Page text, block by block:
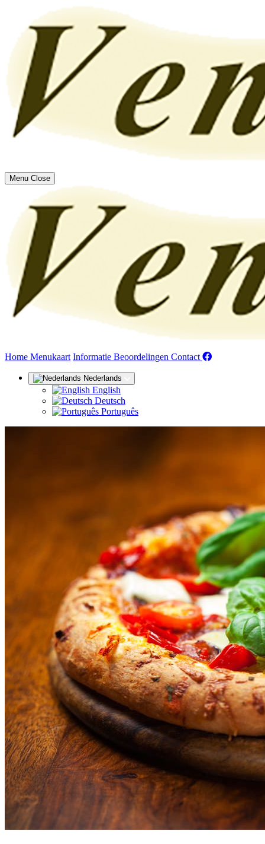
Menu Close
Home (huidige)
Menukaart Informatie Beoordelingen Contact
Nederlands
English
Deutsch
Português